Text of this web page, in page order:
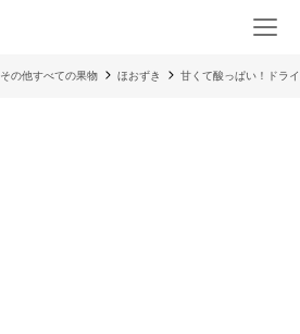
その他すべての果物 ほおずき 甘くて酸っぱい！ドラ